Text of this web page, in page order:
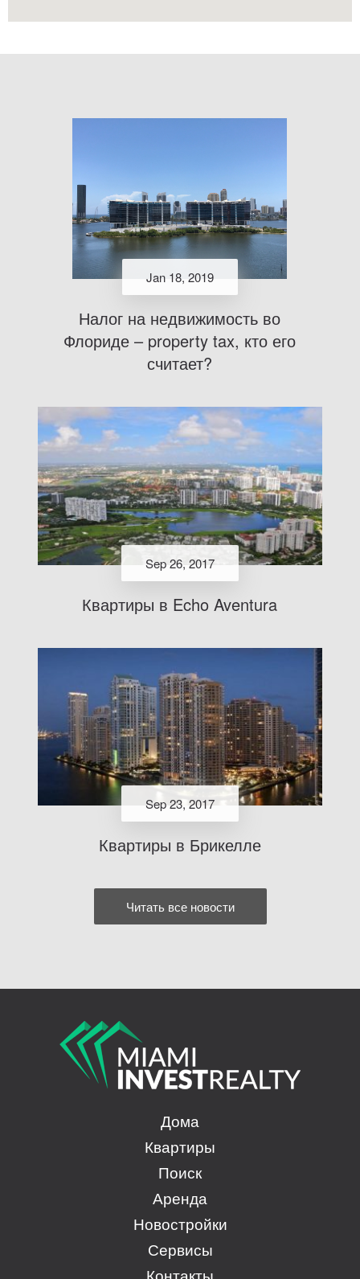
Jan 18, 2019
Налог на недвижимость во
Флориде – property tax, кто его
считает?
Sep 26, 2017
Квартиры в Echo Aventura
Sep 23, 2017
Квартиры в Брикелле
Читать все новости
Дома
Квартиры
Поиск
Аренда
Новостройки
Сервисы
Контакты